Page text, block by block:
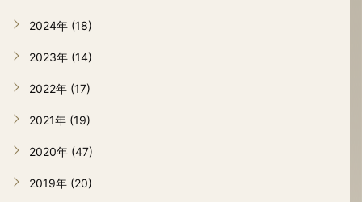
2024年 (18)
2023年 (14)
2022年 (17)
2021年 (19)
2020年 (47)
2019年 (20)